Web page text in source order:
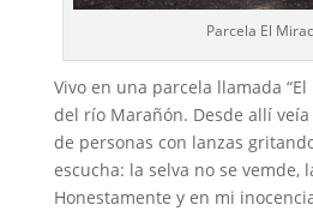
Parcela El
Vivo en una parcela llamada
del río Marañón. Desde allí
de personas con lanzas
escucha: la selva no se vemde,
Honestamente y en mi